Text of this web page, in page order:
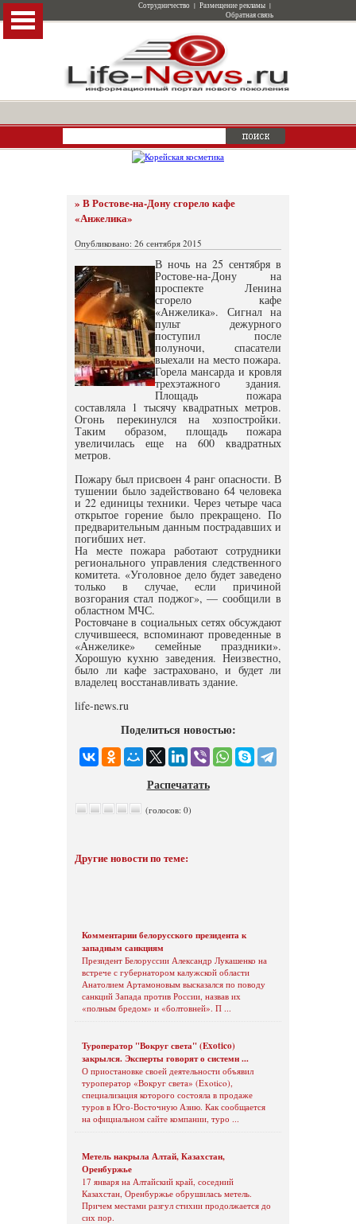
Сотрудничество | Размещение рекламы |
Обратная связь
» В Ростове-на-Дону сгорело кафе
«Анжелика»
Опубликовано: 26 сентября 2015
В ночь на 25 сентября в
Ростове-на-Дону на
проспекте Ленина
сгорело кафе
«Анжелика». Сигнал на
пульт дежурного
поступил после
полуночи, спасатели
выехали на место пожара.
Горела мансарда и кровля
трехэтажного здания.
Площадь пожара
составляла 1 тысячу квадратных метров.
Огонь перекинулся на хозпостройки.
Таким образом, площадь пожара
увеличилась еще на 600 квадратных
метров.
Пожару был присвоен 4 ранг опасности. В
тушении было задействовано 64 человека
и 22 единицы техники. Через четыре часа
открытое горение было прекращено. По
предварительным данным пострадавших и
погибших нет.
На месте пожара работают сотрудники
регионального управления следственного
комитета. «Уголовное дело будет заведено
только в случае, если причиной
возгорания стал поджог», — сообщили в
областном МЧС.
Ростовчане в социальных сетях обсуждают
случившееся, вспоминают проведенные в
«Анжелике» семейные праздники».
Хорошую кухню заведения. Неизвестно,
было ли кафе застраховано, и будет ли
владелец восстанавливать здание.
life-news.ru
Поделиться новостью:
Распечатать
(голосов: 0)
Другие новости по теме:
Комментарии белорусского президента к
западным санкциям
Президент Белоруссии Александр Лукашенко на
встрече с губернатором калужской области
Анатолием Артамоновым высказался по поводу
санкций Запада против России, назвав их
«полным бредом» и «болтовней». П ...
Туроператор "Вокруг света" (Exotico)
закрылся. Эксперты говорят о системн ...
О приостановке своей деятельности объявил
туроператор «Вокруг света» (Exotico),
специализация которого состояла в продаже
туров в Юго-Восточную Азию. Как сообщается
на официальном сайте компании, туро ...
Метель накрыла Алтай, Казахстан,
Оренбуржье
17 января на Алтайский край, соседний
Казахстан, Оренбуржье обрушилась метель.
Причем местами разгул стихии продолжается до
сих пор.